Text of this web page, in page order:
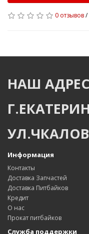
0 отзывов/
НАШ
Информация
Контакты
Доставка Запчастей
Доставка Питбайков
Кредит
О нас
Прокат питбайков
Служба поддержки